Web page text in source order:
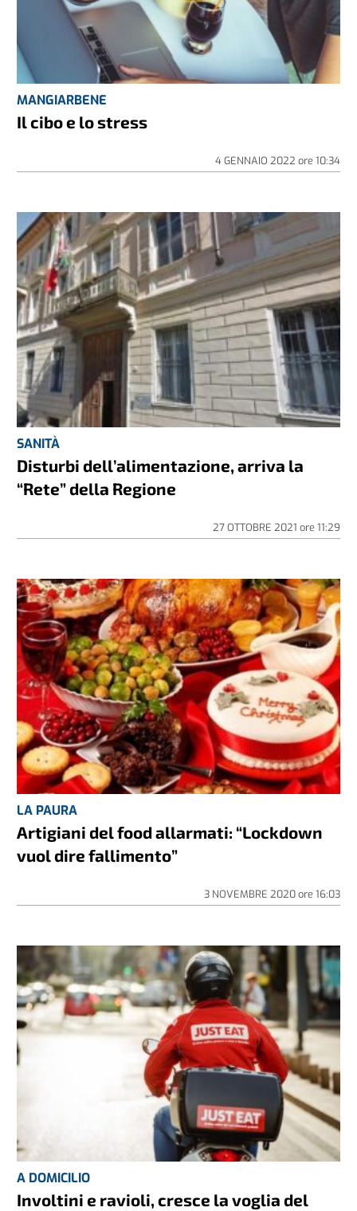
MANGIARBENE
Il cibo e lo stress
4 GENNAIO 2022 ore 10:34
SANITÀ
Disturbi dell’alimentazione, arriva la
“Rete” della Regione
27 OTTOBRE 2021 ore 11:29
LA PAURA
Artigiani del food allarmati: “Lockdown
vuol dire fallimento”
3 NOVEMBRE 2020ore 16:03
A DOMICILIO
Involtini e ravioli, cresce la voglia del